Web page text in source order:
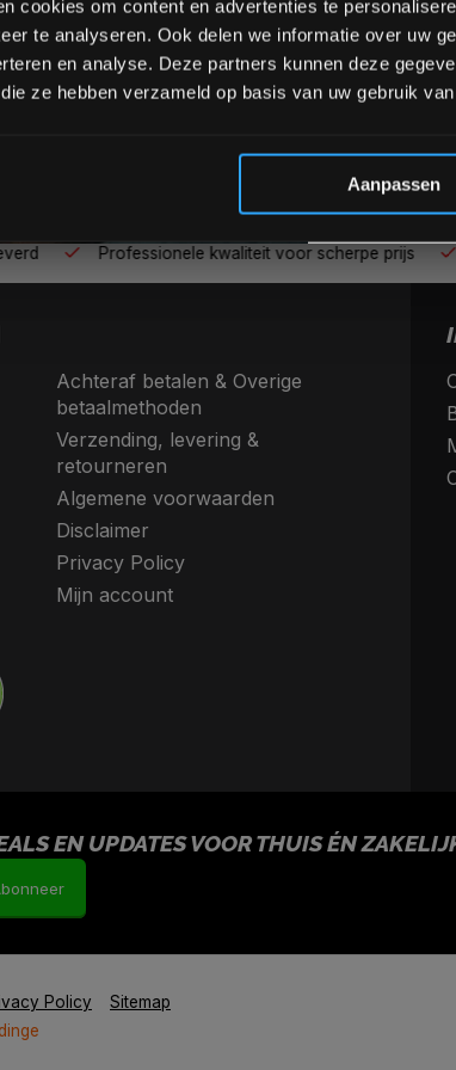
cookies om content en advertenties te
te analyseren. Ook delen we informatie over uw
en analyse. Deze partners kunnen deze
ze hebben verzameld op basis van uw gebruik
Aanpassen
Professionele kwaliteit voor scherpe prijs
Achteraf betalen & Overige
betaalmethoden
Verzending, levering &
retourneren
Algemene voorwaarden
Disclaimer
Privacy Policy
Mijn account
EN UPDATES VOOR THUIS ÉN
Policy
Sitemap